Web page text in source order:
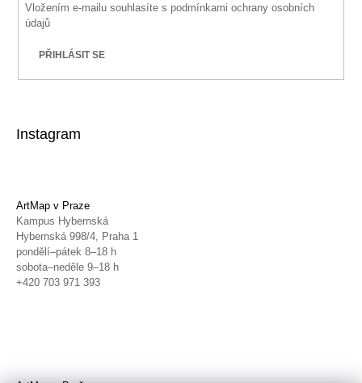
Vložením e-mailu souhlasíte s podmínkami ochrany osobních
údajů
PŘIHLÁSIT SE
Instagram
ArtMap v Praze
Kampus Hybernská
Hybernská 998/4, Praha 1
pondělí–pátek 8–18 h
sobota–neděle 9–18 h
+420 703 971 393